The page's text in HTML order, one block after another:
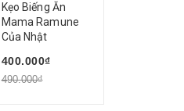
Kẹo Biếng Ăn
Mama Ramune
Của Nhật
400.000₫
490.000₫